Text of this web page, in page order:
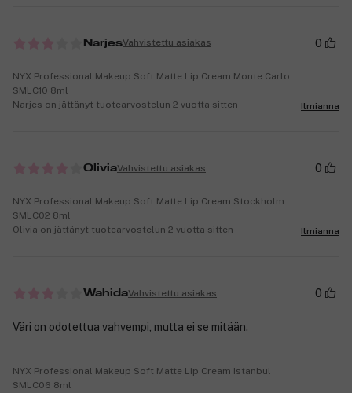
NarjesVahvistettu asiakas 0
NYX Professional Makeup Soft Matte Lip Cream Monte Carlo
SMLC10 8ml
Narjes on jättänyt tuotearvostelun 2 vuotta sitten
Ilmianna
OliviaVahvistettu asiakas 0
NYX Professional Makeup Soft Matte Lip Cream Stockholm
SMLC02 8ml
Olivia on jättänyt tuotearvostelun 2 vuotta sitten
Ilmianna
WahidaVahvistettu asiakas 0
Väri on odotettua vahvempi, mutta ei se mitään.
NYX Professional Makeup Soft Matte Lip Cream Istanbul
SMLC06 8ml